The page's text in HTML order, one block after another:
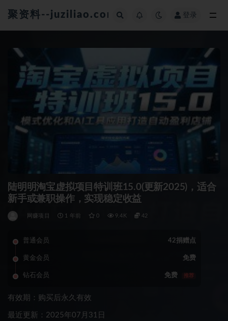
聚资料--juziliao.com--全网资料整合平台
登录
陆明明淘宝虚拟项目特训班15.0(更新2025)，适合
新手或兼职操作，实现稳定收益
网赚项目 1 年前 0 9.4K 42
普通会员 42捐赠点
黄金会员 免费
钻石会员 免费 推荐
有效期：购买后永久有效
最近更新：2025年07月31日